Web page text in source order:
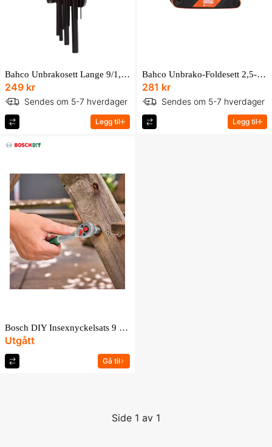
Bahco Unbrakosett Lange 9/1,5-10Mm BE-9588
249 kr
Sendes om 5-7 hverdager
Legg til
Bahco Unbrako-Foldesett 2,5-10Mm BE-9777B
281 kr
Sendes om 5-7 hverdager
Legg til
Bosch DIY Insexnyckelsats 9 Delar
Utgått
Gå til
Side 1 av 1